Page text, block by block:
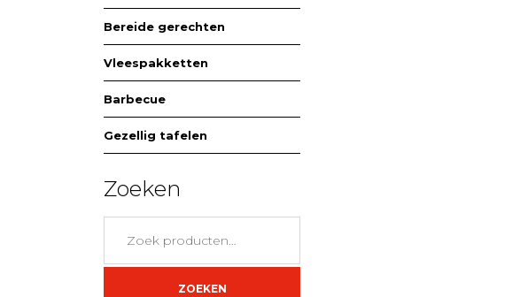
Bereide gerechten
Vleespakketten
Barbecue
Gezellig tafelen
Zoeken
naar:
ZOEKEN